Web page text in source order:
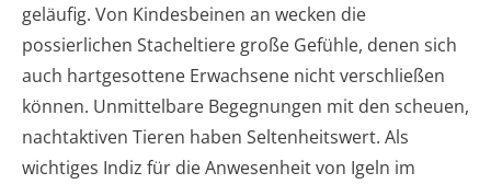
geläufig. Von Kindesbeinen an wecken die
possierlichen Stacheltiere große Gefühle, denen sich
auch hartgesottene Erwachsene nicht verschließen
können. Unmittelbare Begegnungen mit den scheuen,
nachtaktiven Tieren haben Seltenheitswert. Als
wichtiges Indiz für die Anwesenheit von Igeln im